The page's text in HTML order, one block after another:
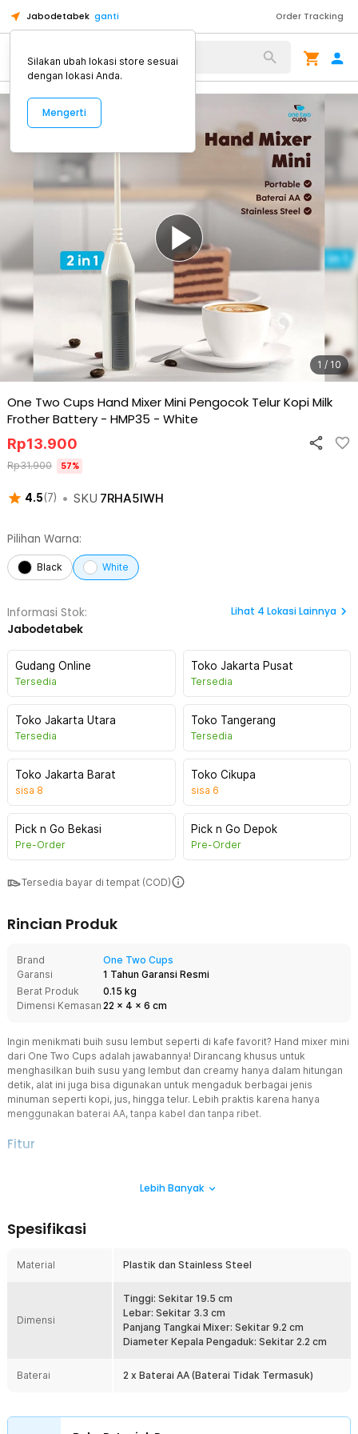
Jabodetabek ganti Order Tracking
Alat Kopi
1 / 10
One Two Cups Hand Mixer Mini Pengocok Telur Kopi Milk
Frother Battery - HMP35 - White
4.5(7) • SKU 7RHA5IWH
Rp13.900
Rp31.900 57%
Pilihan Warna:
Black White
Informasi Stok:
Jabodetabek
Lihat 4 Lokasi Lainnya
Gudang Online
Tersedia
Toko Jakarta Pusat
Tersedia
Toko Jakarta Utara
Tersedia
Toko Tangerang
Tersedia
Toko Jakarta Barat
sisa 8
Toko Cikupa
sisa 6
Pick n Go Bekasi
Pre-Order
Pick n Go Depok
Pre-Order
Tersedia bayar di tempat (COD)
Rincian Produk
Brand
One Two Cups
Garansi
1 Tahun Garansi Resmi
Berat Produk
0.15 kg
Dimensi Kemasan 22 x 4 x 6 cm
Ingin menikmati buih susu lembut seperti di kafe favorit? Hand mixer mini
dari One Two Cups adalah jawabannya! Dirancang khusus untuk
menghasilkan buih susu yang lembut dan creamy hanya dalam hitungan
detik, alat ini juga bisa digunakan untuk mengaduk berbagai jenis
minuman seperti kopi, jus, hingga telur. Lebih praktis karena hanya
menggunakan baterai AA, tanpa kabel dan tanpa ribet.
Fitur
Cukup tekan dan tahan tombol power untuk langsung menggunakan
bekerja.
Tidak perlu bergantung pada stop kontak atau kabel yang
sehingga Anda bisa menggunakannya kapan saja dan di mana saja
dengan lebih fleksibel.
Stainless Steel Tahan Karat
Kepala pengaduk terbuat dari stainless steel berkualitas tinggi
panjang dan mudah dibersihkan setelah digunakan.
Putaran cepatnya sangat ideal untuk menciptakan berbagai kreasi
Lebih Banyak
Spesifikasi
Material Plastik dan Stainless Steel
Dimensi
Tinggi: Sekitar 19.5 cm
Lebar: Sekitar 3.3 cm
Panjang Tangkai Mixer: Sekitar 9.2 cm
Diameter Kepala Pengaduk: Sekitar 2.2 cm
Baterai 2 x Baterai AA (Baterai Tidak Termasuk)
Silakan ubah lokasi store sesuai
dengan lokasi Anda.
Mengerti